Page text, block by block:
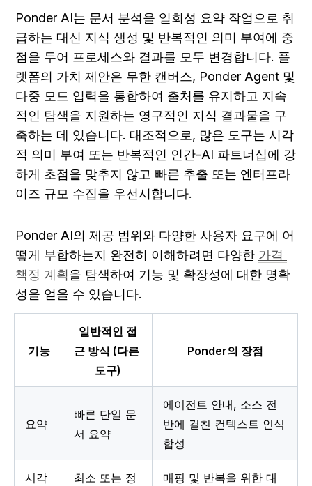
Ponder AI는 문서 분석을 일회성 요약 작업으로 취
급하는 대신 지식 생성 및 반복적인 의미 부여에 중
점을 두어 프로세스와 결과를 모두 변경합니다. 플
랫폼의 가치 제안은 무한 캔버스, Ponder Agent 및
다중 모드 입력을 통합하여 출처를 유지하고 지속
적인 탐색을 지원하는 영구적인 지식 결과물을 구
축하는 데 있습니다. 대조적으로, 많은 도구는 시각
적 의미 부여 또는 반복적인 인간-AI 파트너십에 강
하게 초점을 맞추지 않고 빠른 추출 또는 엔터프라
이즈 규모 수집을 우선시합니다.
Ponder AI의 제공 범위와 다양한 사용자 요구에 어
떻게 부합하는지 완전히 이해하려면 다양한 가격
책정 계획을 탐색하여 기능 및 확장성에 대한 명확
성을 얻을 수 있습니다.
기능
일반적인 접
근 방식 (다른
도구)
Ponder의 장점
요약
빠른 단일 문
서 요약
에이전트 안내, 소스 전
반에 걸친 컨텍스트 인식
합성
시각
최소 또는 정
매핑 및 반복을 위한 대